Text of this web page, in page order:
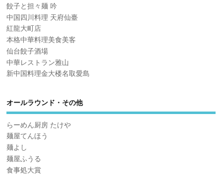
餃子と担々麺 吟
中国四川料理 天府仙臺
紅龍大町店
本格中華料理美食美客
仙台餃子酒場
中華レストラン雅山
新中国料理金大楼名取愛島
オールラウンド・その他
らーめん厨房 たけや
麺屋てんほう
麺よし
麺屋ふうる
食事処大賞